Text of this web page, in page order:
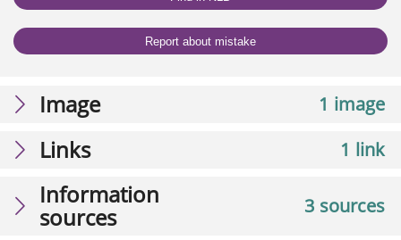
Report about mistake
1 image
Image
1 link
Links
3 sources
Information
sources